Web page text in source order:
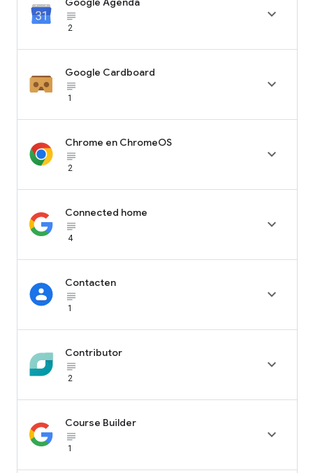
subject_black
2

Google Cardboard
subject_black
1

Chrome en ChromeOS
subject_black
2

Connected home
subject_black
4

Contacten
subject_black
1

Contributor
subject_black
2

Course Builder
subject_black
1
